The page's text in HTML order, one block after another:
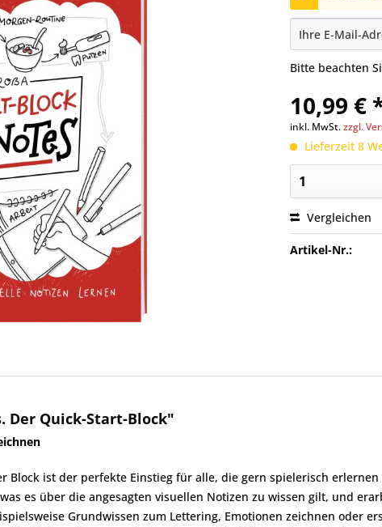
Bitte beachten
10,99 €
inkl. MwSt.zzgl.
Lieferzeit 8
Vergleichen
Artikel-Nr.:
Quick-Start-Block"
Block ist der perfekte Einstieg für alle, die gern spielerisch
es über die angesagten visuellen Notizen zu wissen gilt, und
Grundwissen zum Lettering, Emotionen zeichnen oder